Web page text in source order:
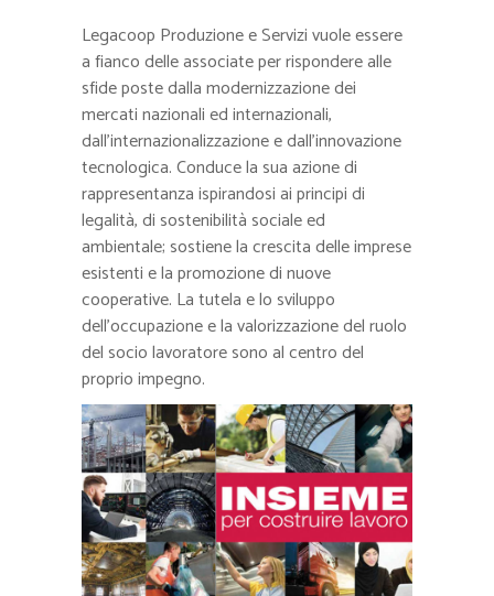
Legacoop Produzione e Servizi vuole essere
a fianco delle associate per rispondere alle
sfide poste dalla modernizzazione dei
mercati nazionali ed internazionali,
dall’internazionalizzazione e dall’innovazione
tecnologica. Conduce la sua azione di
rappresentanza ispirandosi ai principi di
legalità, di sostenibilità sociale ed
ambientale; sostiene la crescita delle imprese
esistenti e la promozione di nuove
cooperative. La tutela e lo sviluppo
dell’occupazione e la valorizzazione del ruolo
del socio lavoratore sono al centro del
proprio impegno.